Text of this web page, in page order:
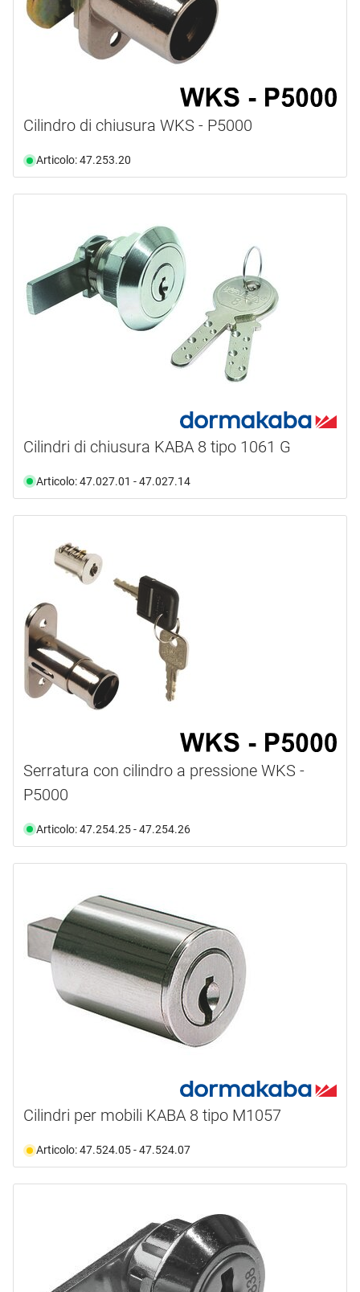
Cilindro di chiusura WKS - P5000
Articolo: 47.253.20
Cilindri di chiusura KABA 8 tipo 1061 G
Articolo: 47.027.01 - 47.027.14
Serratura con cilindro a pressione WKS -
P5000
Articolo: 47.254.25 - 47.254.26
Cilindri per mobili KABA 8 tipo M1057
Articolo: 47.524.05 - 47.524.07